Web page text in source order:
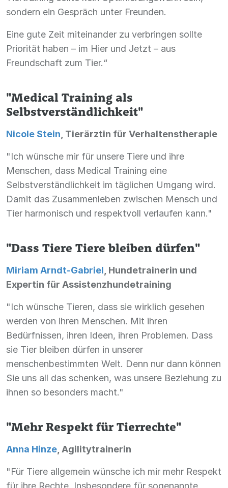
sondern ein Gespräch unter Freunden.
Eine gute Zeit miteinander zu verbringen sollte
Priorität haben – im Hier und Jetzt – aus
Freundschaft zum Tier.“
"Medical Training als
Selbstverständlichkeit"
Nicole Stein , Tierärztin für Verhaltenstherapie
"Ich wünsche mir für unsere Tiere und ihre
Menschen, dass Medical Training eine
Selbstverständlichkeit im täglichen Umgang wird.
Damit das Zusammenleben zwischen Mensch und
Tier harmonisch und respektvoll verlaufen kann."
"Dass Tiere Tiere bleiben dürfen"
Miriam Arndt-Gabriel , Hundetrainerin und
Expertin für Assistenzhundetraining
"Ich wünsche Tieren, dass sie wirklich gesehen
werden von ihren Menschen. Mit ihren
Bedürfnissen, ihren Ideen, ihren Problemen. Dass
sie Tier bleiben dürfen in unserer
menschenbestimmten Welt. Denn nur dann können
Sie uns all das schenken, was unsere Beziehung zu
ihnen so besonders macht."
"Mehr Respekt für Tierrechte"
Anna Hinze , Agilitytrainerin
"Für Tiere allgemein wünsche ich mir mehr Respekt
für ihre Rechte. Insbesondere für sogenannte